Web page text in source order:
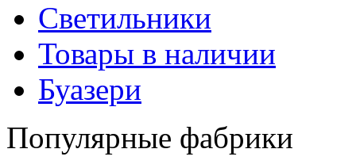
Светильники
Товары в наличии
Буазери
Популярные фабрики